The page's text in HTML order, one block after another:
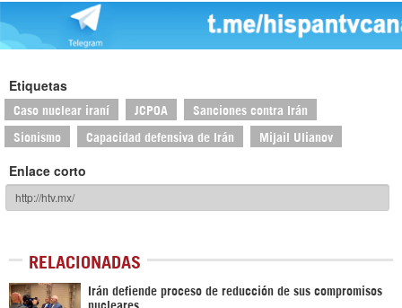
Etiquetas
Caso nuclear iraní JCPOA Sanciones contra Irán
Sionismo Capacidad defensiva de Irán Mijail Ulianov
Enlace corto
RELACIONADAS
Irán defiende proceso de reducción de sus compromisos
nucleares